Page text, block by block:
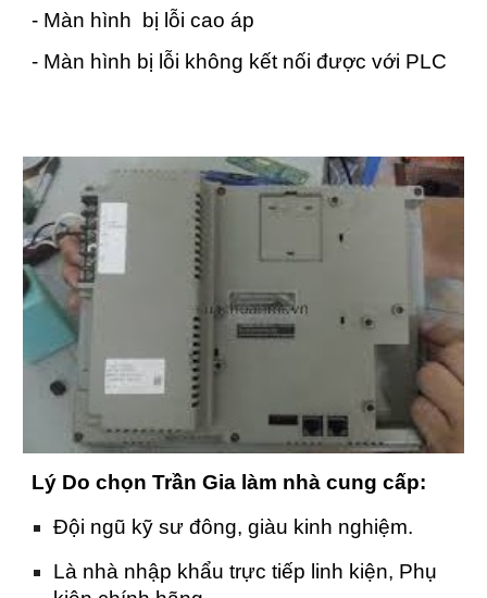
- Màn hình bị lỗi cao áp
- Màn hình bị lỗi không kết nối được với PLC
Lý Do chọn Trần Gia làm nhà cung cấp:
Đội ngũ kỹ sư đông, giàu kinh nghiệm.
Là nhà nhập khẩu trực tiếp linh kiện, Phụ